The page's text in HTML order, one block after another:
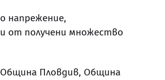
напрежение,
от получени множество
Община Пловдив, Община